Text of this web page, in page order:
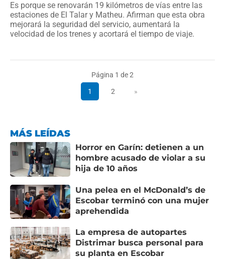
Es porque se renovarán 19 kilómetros de vías entre las
estaciones de El Talar y Matheu. Afirman que esta obra
mejorará la seguridad del servicio, aumentará la
velocidad de los trenes y acortará el tiempo de viaje.
Página 1 de 2
1 2 »
MÁS LEÍDAS
Horror en Garín: detienen a un
hombre acusado de violar a su
hija de 10 años
Una pelea en el McDonald’s de
Escobar terminó con una mujer
aprehendida
La empresa de autopartes
Distrimar busca personal para
su planta en Escobar